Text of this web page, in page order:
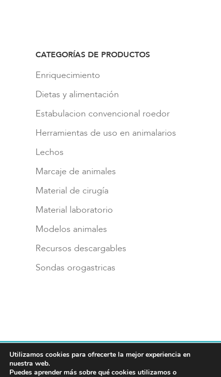
CATEGORÍAS DE PRODUCTOS
Enriquecimiento
Dietas y alimentación
Estabulacion convencional roedor
Herramientas de uso en animalarios
Lechos
Marcaje de animales
Material de cirugía
Material laboratorio
Modelos animales
Recursos descargables
Sondas orogastricas
Aviso legal
Política de privacidad
Política de cookies
Utilizamos cookies para ofrecerte la mejor experiencia en
nuestra web.
Puedes aprender más sobre qué cookies utilizamos o